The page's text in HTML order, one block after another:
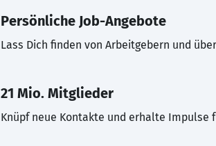
Persönliche Job-Angebote
Lass Dich finden von Arbeitgebern und
21 Mio. Mitglieder
Knüpf neue Kontakte und erhalte Impulse